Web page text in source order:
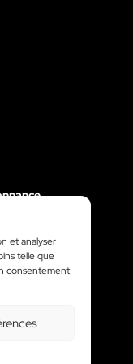
et analyser
telle que
consentement